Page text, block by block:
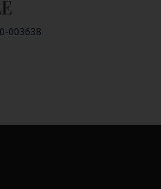
003638